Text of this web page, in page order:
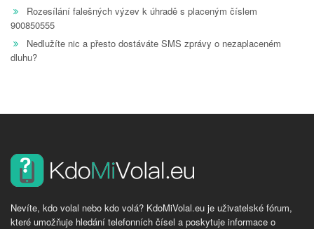
Rozesílání falešných výzev k úhradě s placeným číslem
900850555
Nedlužíte nic a přesto dostáváte SMS zprávy o nezaplaceném
dluhu?
Nevíte, kdo volal nebo kdo volá? KdoMiVolal.eu je uživatelské fórum,
které umožňuje hledání telefonních čísel a poskytuje informace o